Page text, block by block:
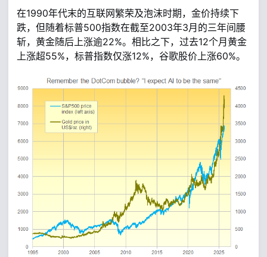
在1990年代末的互联网繁荣及泡沫时期，金价持续下
跌，但随着标普500指数在截至2003年3月的三年间腰
斩，黄金随后上涨逾22%。相比之下，过去12个月黄金
上涨超55%，标普指数仅涨12%，谷歌股价上涨60%。